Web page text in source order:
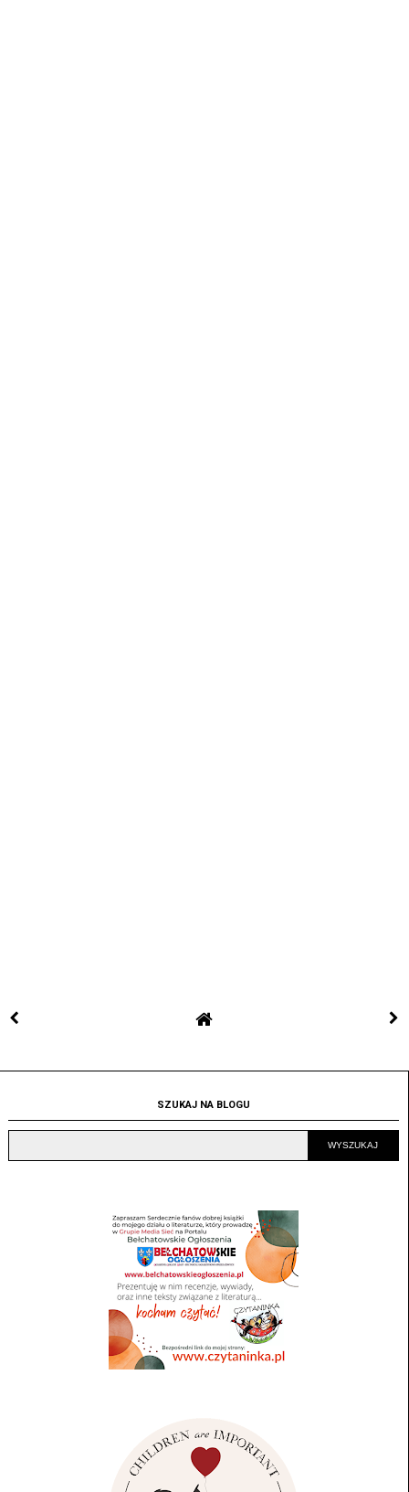
SZUKAJ NA BLOGU